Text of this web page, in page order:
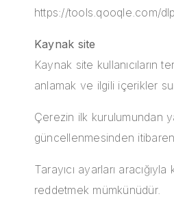
https://tools.qooqle.com/
Kaynak site
Kaynak site kullanıcıların
anlamak ve ilgili içerikler
Çerezin ilk kurulumundan
güncellenmesinden
Tarayıcı ayarları
reddetmek mümkünüdür.